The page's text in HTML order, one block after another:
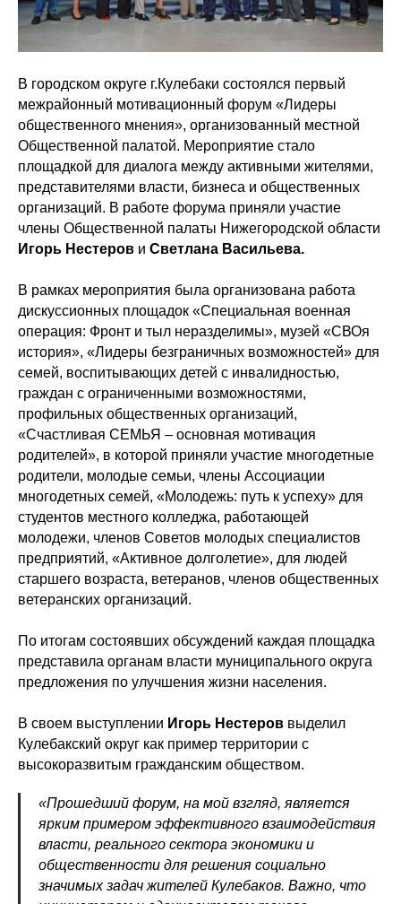
В городском округе г.Кулебаки состоялся первый
межрайонный мотивационный форум «Лидеры
общественного мнения», организованный местной
Общественной палатой. Мероприятие стало
площадкой для диалога между активными жителями,
представителями власти, бизнеса и общественных
организаций. В работе форума приняли участие
члены Общественной палаты Нижегородской области
Игорь Нестеров и Светлана Васильева.
В рамках мероприятия была организована работа
дискуссионных площадок «Специальная военная
операция: Фронт и тыл неразделимы», музей «СВОя
история», «Лидеры безграничных возможностей» для
семей, воспитывающих детей с инвалидностью,
граждан с ограниченными возможностями,
профильных общественных организаций,
«Счастливая СЕМЬЯ – основная мотивация
родителей», в которой приняли участие многодетные
родители, молодые семьи, члены Ассоциации
многодетных семей, «Молодежь: путь к успеху» для
студентов местного колледжа, работающей
молодежи, членов Советов молодых специалистов
предприятий, «Активное долголетие», для людей
старшего возраста, ветеранов, членов общественных
ветеранских организаций.
По итогам состоявших обсуждений каждая площадка
представила органам власти муниципального округа
предложения по улучшения жизни населения.
В своем выступлении Игорь Нестеров выделил
Кулебакский округ как пример территории с
высокоразвитым гражданским обществом.
«Прошедший форум, на мой взгляд, является
ярким примером эффективного взаимодействия
власти, реального сектора экономики и
общественности для решения социально
значимых задач жителей Кулебаков. Важно, что